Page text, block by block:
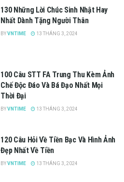
130 Những Lời Chúc Sinh Nhật Hay
Nhất Dành Tặng Người Thân
BYVNTIME 13 THÁNG 3, 2024
100 Câu STT FA Trung Thu Kèm Ảnh
Chế Độc Đáo Và Bá Đạo Nhất Mọi
Thời Đại
BYVNTIME 13 THÁNG 3, 2024
120 Câu Hỏi Về Tiền Bạc Và Hình Ảnh
Đẹp Nhất Về Tiền
BYVNTIME 13 THÁNG 3, 2024